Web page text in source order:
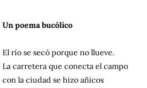
Un poema bucólico
El río se secó porque no llueve.
La carretera que conecta el campo
con la ciudad se hizo añicos